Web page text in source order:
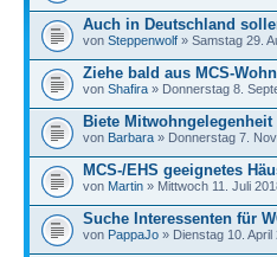
Auch in Deutschland
von Steppenwolf » Samstag 29.
Ziehe bald aus MCS-
von Shafira » Donnerstag 8.
Biete
von Barbara » Donnerstag 7.
MCS-/EHS geeignetes
von Martin » Mittwoch 11. Juli
Suche Interessenten für
von PappaJo » Dienstag 10. April